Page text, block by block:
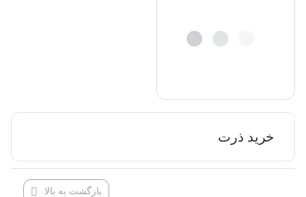
خرید ذرت
بازگشت به بالا